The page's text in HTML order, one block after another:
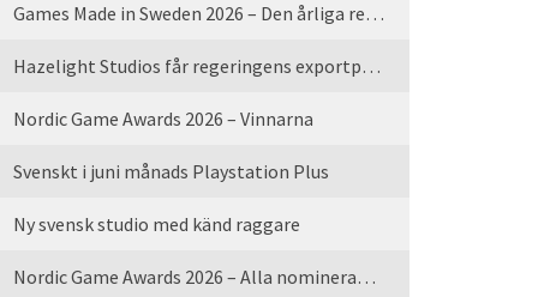
Games Made in Sweden 2026 – Den årliga rean är tillbaka
Hazelight Studios får regeringens exportpris 2025
Nordic Game Awards 2026 – Vinnarna
Svenskt i juni månads Playstation Plus
Ny svensk studio med känd raggare
Nordic Game Awards 2026 – Alla nominerade spel